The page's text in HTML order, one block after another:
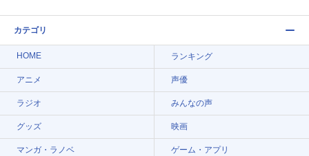
カテゴリ
HOME ランキング
アニメ 声優
ラジオ みんなの声
グッズ 映画
マンガ・ラノベ ゲーム・アプリ